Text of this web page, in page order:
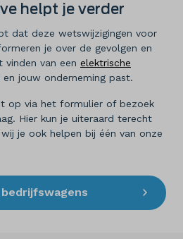
helpt je verder
dat deze wetswijzigingen voor
je over de gevolgen en
vinden van een elektrische
en jouw onderneming past.
op via het formulier of bezoek
Hier kun je uiteraard terecht
je ook helpen bij één van onze